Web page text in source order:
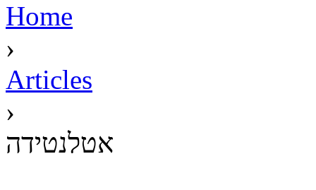
Home
›
Articles
›
אטלנטידה